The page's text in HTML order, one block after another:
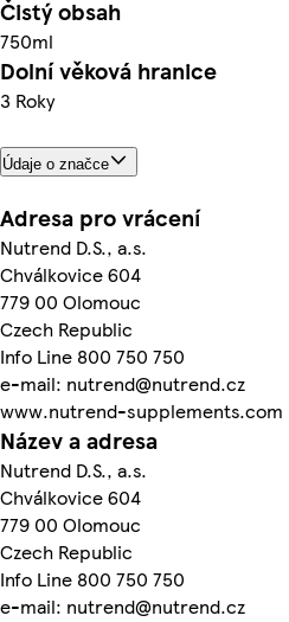
Čistý obsah
750ml
Dolní věková hranice
3 Roky
Údaje o značce
Adresa pro vrácení
Nutrend D.S., a.s.
Chválkovice 604
779 00 Olomouc
Czech Republic
Info Line 800 750 750
e-mail: nutrend@nutrend.cz
www.nutrend-supplements.com
Název a adresa
Nutrend D.S., a.s.
Chválkovice 604
779 00 Olomouc
Czech Republic
Info Line 800 750 750
e-mail: nutrend@nutrend.cz